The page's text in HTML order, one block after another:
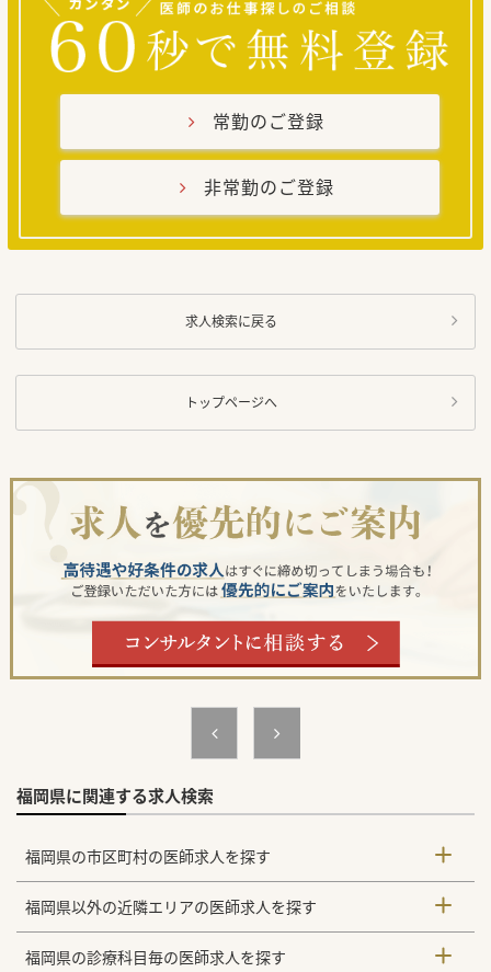
常勤のご登録
非常勤のご登録
求人検索に戻る
トップページへ
福岡県に関連する求人検索
福岡県の市区町村の医師求人を探す
福岡県以外の近隣エリアの医師求人を探す
福岡県の診療科目毎の医師求人を探す